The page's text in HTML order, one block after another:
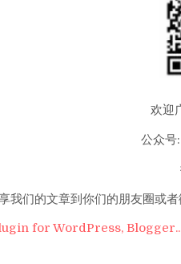
欢迎
公众号:
我们的文章到你们的朋友圈或